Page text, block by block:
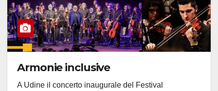
Armonie inclusive
A Udine il concerto inaugurale del Festival